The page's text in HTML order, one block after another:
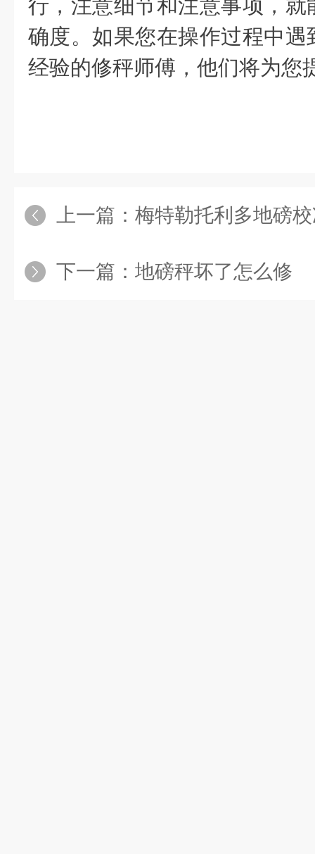
行，注意细节和注意事项，
确度。如果您在操作过程中
经验的修秤师傅，他们将为您
上一篇： 梅特勒托利多地磅
下一篇： 地磅秤坏了怎么修